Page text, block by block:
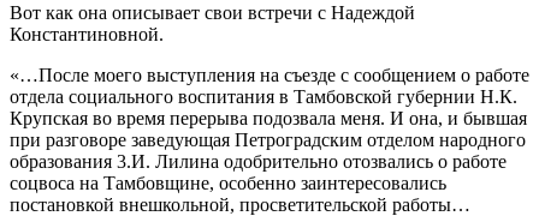
Вот как она описывает свои встречи с Надеждой
Константиновной.
«…После моего выступления на съезде с сообщением о работе
отдела социального воспитания в Тамбовской губернии Н.К.
Крупская во время перерыва подозвала меня. И она, и бывшая
при разговоре заведующая Петроградским отделом народного
образования 3.И. Лилина одобрительно отозвались о работе
соцвоса на Тамбовщине, особенно заинтересовались
постановкой внешкольной, просветительской работы…